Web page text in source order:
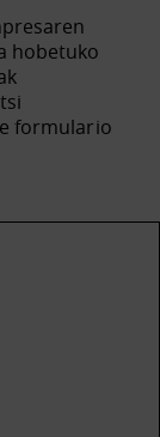
hobetuko
formulario